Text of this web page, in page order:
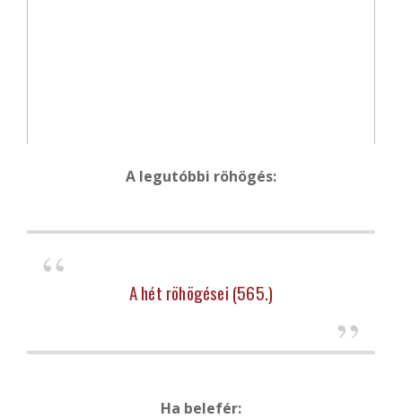
A legutóbbi röhögés:
A hét röhögései (565.)
Ha belefér: